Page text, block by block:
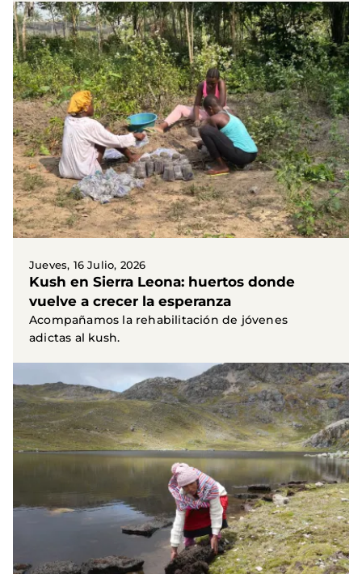
Jueves, 16 Julio, 2026
Kush en Sierra Leona: huertos donde
vuelve a crecer la esperanza
Acompañamos la rehabilitación de jóvenes
adictas al kush.